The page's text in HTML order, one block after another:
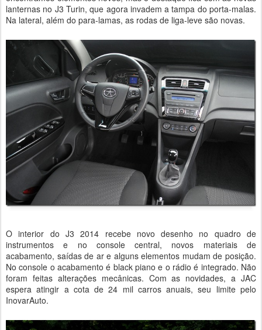
lanternas no J3 Turin, que agora invadem a tampa do porta-malas.
Na lateral, além do para-lamas, as rodas de liga-leve são novas.
O interior do J3 2014 recebe novo desenho no quadro de
instrumentos e no console central, novos materiais de
acabamento, saídas de ar e alguns elementos mudam de posição.
No console o acabamento é black piano e o rádio é integrado. Não
foram feitas alterações mecânicas. Com as novidades, a JAC
espera atingir a cota de 24 mil carros anuais, seu limite pelo
InovarAuto.